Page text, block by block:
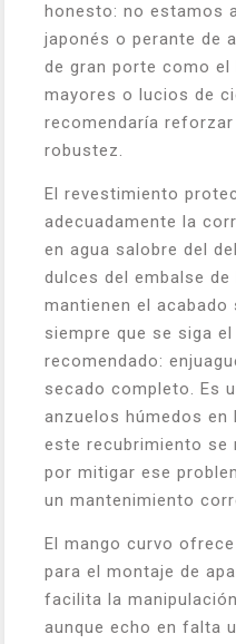
honesto: no estamos
japonés o perante de
de gran porte como
mayores o lucios de
recomendaría
robustez.
El revestimiento
adecuadamente la
en agua salobre del
dulces del embalse
mantienen el acabado
siempre que se siga
recomendado:
secado completo. Es
anzuelos húmedos en
este recubrimiento se
por mitigar ese
un mantenimiento
El mango curvo
para el montaje de
facilita la
aunque echo en falta